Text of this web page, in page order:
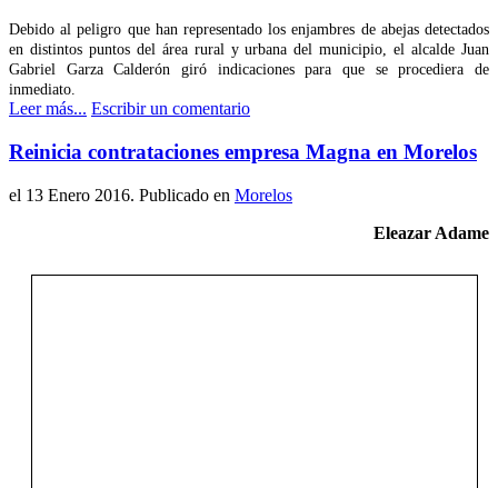
Debido al peligro que han representado los enjambres de abejas detectados
en distintos puntos del área rural y urbana del municipio, el alcalde Juan
Gabriel Garza Calderón giró indicaciones para que se procediera de
inmediato.
Leer más... Escribir un comentario
Reinicia contrataciones empresa Magna en Morelos
el 13 Enero 2016. Publicado en Morelos
Eleazar Adame